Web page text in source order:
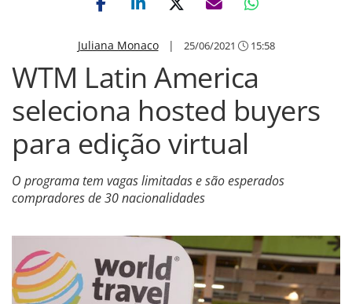
Juliana Monaco| 25/06/2021 15:58
WTM Latin America
seleciona hosted buyers
para edição virtual
O programa tem vagas limitadas e são esperados
compradores de 30 nacionalidades